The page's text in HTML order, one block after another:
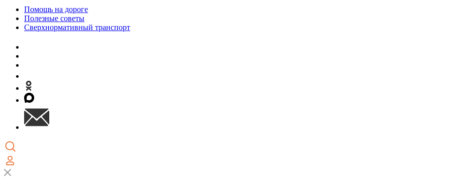
Помощь на дороге
Полезные советы
Сверхнормативный транспорт